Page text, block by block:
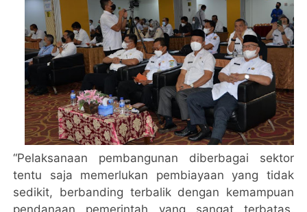
“Pelaksanaan pembangunan diberbagai sektor
tentu saja memerlukan pembiayaan yang tidak
sedikit, berbanding terbalik dengan kemampuan
pendanaan pemerintah yang sangat terbatas,